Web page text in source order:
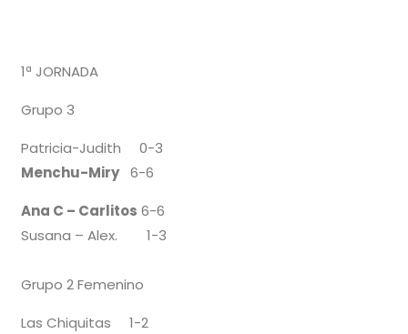
1ª JORNADA
Grupo 3
Patricia-Judith 0-3
Menchu-Miry6-6
Ana C – Carlitos 6-6
Susana – Alex. 1-3
Grupo 2 Femenino
Las Chiquitas 1-2